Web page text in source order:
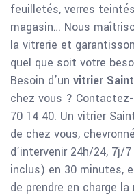
feuilletés, verres
magasin… Nous
la vitrerie et
quel que soit votre
Besoin d’un vitrier
chez vous ?
70 14 40. Un vitrier
de chez vous,
d’intervenir 24h/24, 7j/
inclus) en 30 minutes,
de prendre en charge